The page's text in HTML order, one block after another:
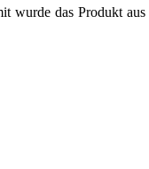
wurde das Produkt aus